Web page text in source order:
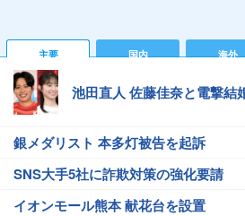
主要 国内 海外
池田直人 佐藤佳奈と電撃結
銀メダリスト 本多灯被告を起訴
SNS大手5社に詐欺対策の強化要請
イオンモール熊本 献花台を設置